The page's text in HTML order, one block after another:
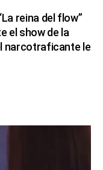
reina del flow”
el show de la
narcotraficante le